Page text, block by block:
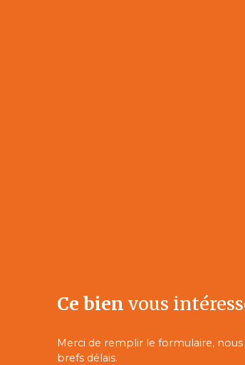
Ce bien vous
Merci de remplir le formulaire,
brefs délais.